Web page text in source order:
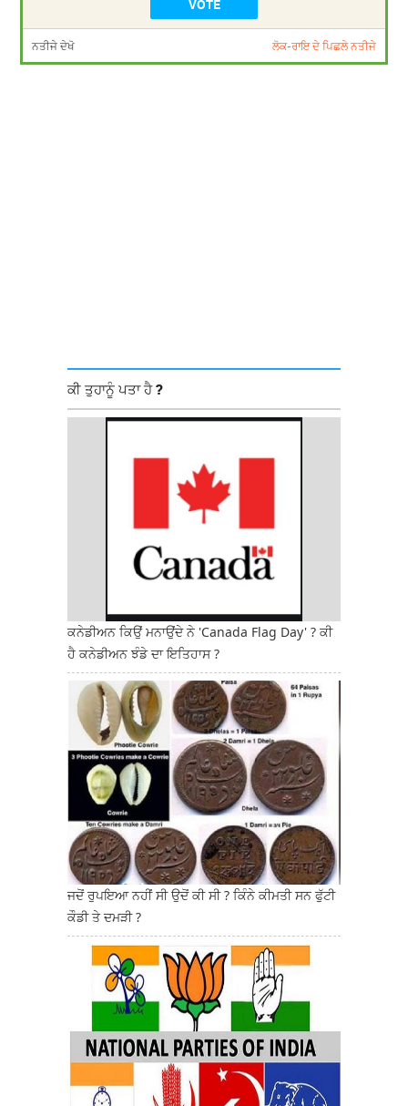
ਨਤੀਜੇ ਦੇਖੋ ਲੋਕ-ਰਾਇ ਦੇ ਪਿਛਲੇ ਨਤੀਜੇ
ਕੀ ਤੁਹਾਨੂੰ ਪਤਾ ਹੈ ?
ਕਨੇਡੀਅਨ ਕਿਉਂ ਮਨਾਉਂਦੇ ਨੇ 'Canada Flag Day' ? ਕੀ
ਹੈ ਕਨੇਡੀਅਨ ਝੰਡੇ ਦਾ ਇਤਿਹਾਸ ?
ਜਦੋਂ ਰੁਪਇਆ ਨਹੀਂ ਸੀ ਉਦੋਂ ਕੀ ਸੀ ? ਕਿੰਨੇ ਕੀਮਤੀ ਸਨ ਫੁੱਟੀ
ਕੌਡੀ ਤੇ ਦਮੜੀ ?